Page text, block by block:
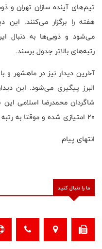
تیم‌های آینده سازان تهران و
می‌شود و ذوبی‌ها به دنبال
رتبه‌های بالاتر جدول برسند.
آخرین دیدار نیز در ماهشهر و
شاگردان محمدرضا اسلامی این
۲۰ امتیازی شده و موقتا به رتبه پنجم جدول صعود کنند.
انتهای پیام
ما را دنبال کنید